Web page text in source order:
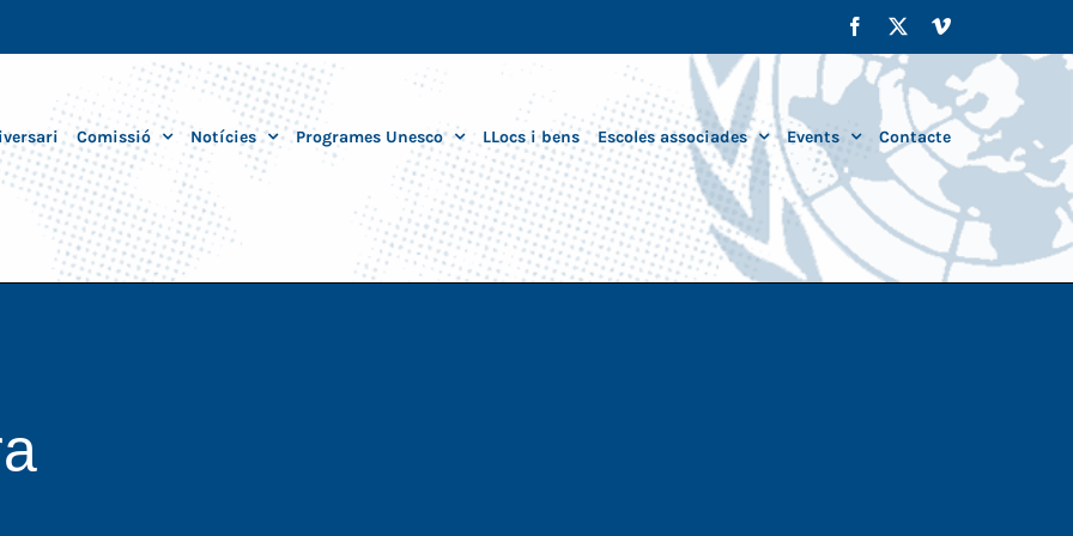
Facebook Vimeo
Comissió Notícies Programes Unesco LLocs i bens Escoles associades Events Contacte